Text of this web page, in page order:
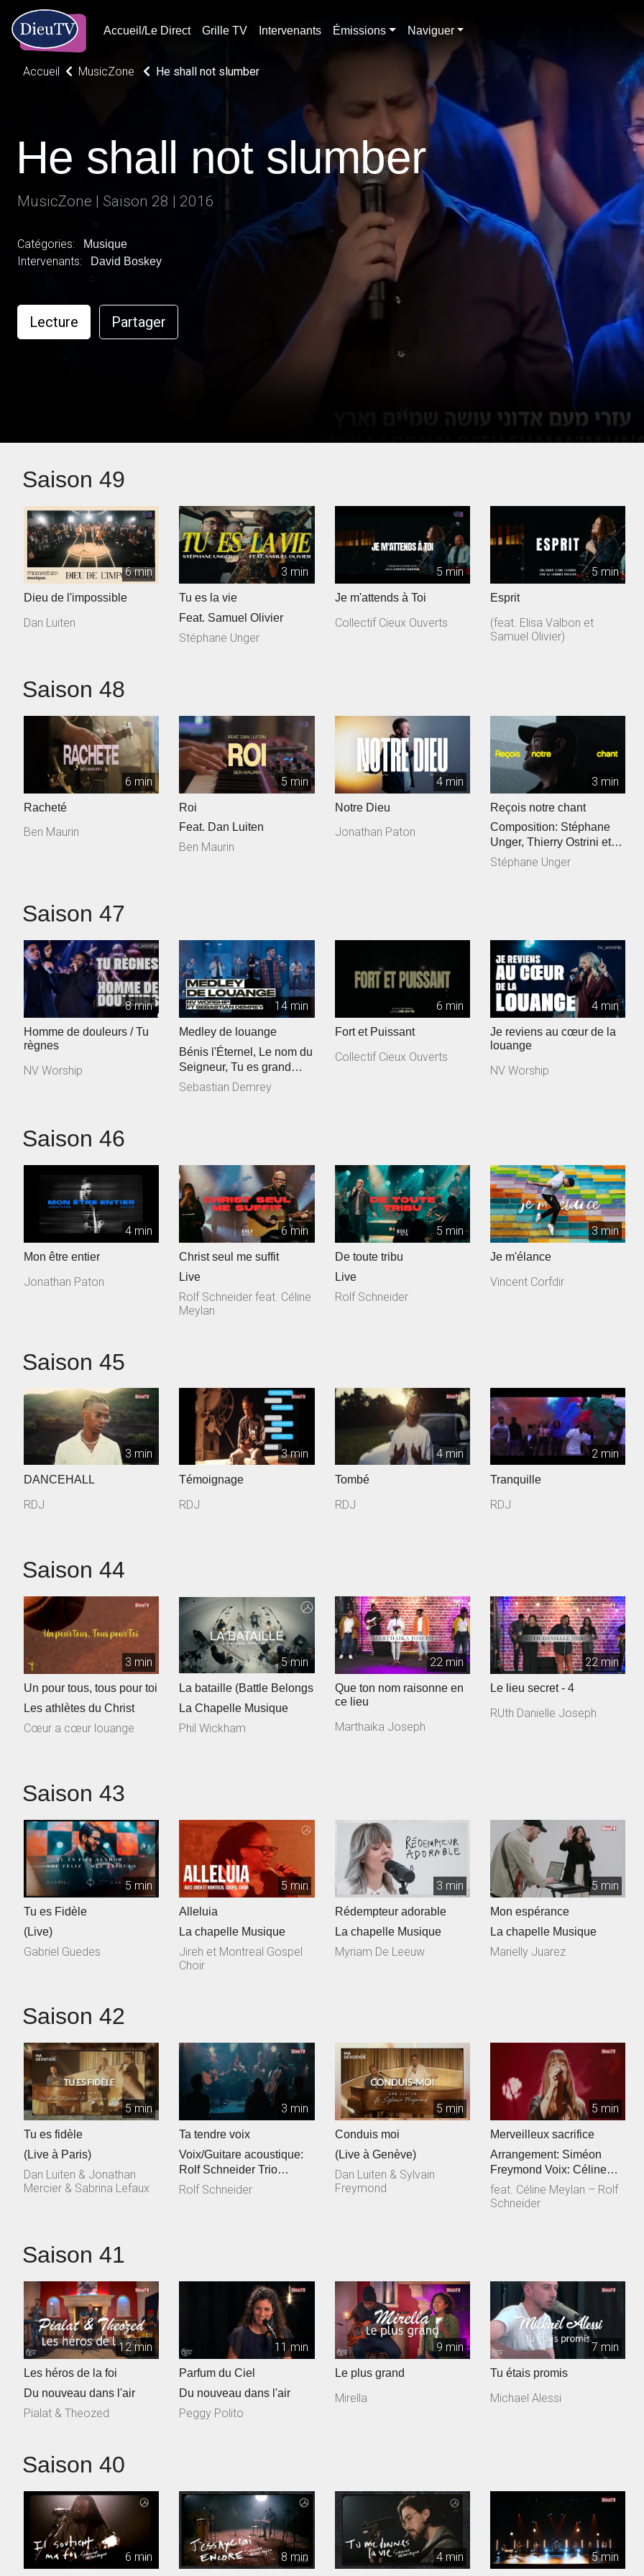
Accueil/Le Direct Grille TV Intervenants Émissions Naviguer
Accueil MusicZone He shall not slumber
He shall not slumber
MusicZone | Saison 28 | 2016
Catégories: Musique
Intervenants: David Boskey
Lecture Partager
Saison 49
6 min
Dieu de l'impossible
Dan Luiten
3 min
Tu es la vie
Feat. Samuel Olivier
Stéphane Unger
5 min
Je m'attends à Toi
Collectif Cieux Ouverts
5 min
Esprit
(feat. Elisa Valbon et
Samuel Olivier)
Saison 48
6 min
Racheté
Ben Maurin
5 min
Roi
Feat. Dan Luiten
Ben Maurin
4 min
Notre Dieu
Jonathan Paton
3 min
Reçois notre chant
Composition: Stéphane
Unger, Thierry Ostrini et
Siméon Freymond
Stéphane Unger
Saison 47
8 min
Homme de douleurs / Tu
règnes
NV Worship
14 min
Medley de louange
Bénis l'Éternel, Le nom du
Seigneur, Tu es grand
Seigneur
Sebastian Demrey
6 min
Fort et Puissant
Collectif Cieux Ouverts
4 min
Je reviens au cœur de la
louange
NV Worship
Saison 46
4 min
Mon être entier
Jonathan Paton
6 min
Christ seul me suffit
Live
Rolf Schneider feat. Céline
Meylan
5 min
De toute tribu
Live
Rolf Schneider
3 min
Je m'élance
Vincent Corfdir
Saison 45
3 min
DANCEHALL
RDJ
3 min
Témoignage
RDJ
4 min
Tombé
RDJ
2 min
Tranquille
RDJ
Saison 44
3 min
Un pour tous, tous pour toi
Les athlètes du Christ
Cœur a cœur louange
5 min
La bataille (Battle Belongs
La Chapelle Musique
Phil Wickham
22 min
Que ton nom raisonne en
ce lieu
Marthaika Joseph
22 min
Le lieu secret - 4
RUth Danielle Joseph
Saison 43
5 min
Tu es Fidèle
(Live)
Gabriel Guedes
5 min
Alleluia
La chapelle Musique
Jireh et Montreal Gospel
Choir
3 min
Rédempteur adorable
La chapelle Musique
Myriam De Leeuw
5 min
Mon espérance
La chapelle Musique
Marielly Juarez
Saison 42
5 min
Tu es fidèle
(Live à Paris)
Dan Luiten & Jonathan
Mercier & Sabrina Lefaux
3 min
Ta tendre voix
Voix/Guitare acoustique:
Rolf Schneider Trio
cordes: Philippe & Jessica
Rolf Schneider
5 min
Conduis moi
(Live à Genève)
Dan Luiten & Sylvain
Freymond
5 min
Merveilleux sacrifice
Arrangement: Siméon
Freymond Voix: Céline
Meylan Guitare
acoustique: Rolf Sc...
feat. Céline Meylan – Rolf
Schneider
Saison 41
12 min
Les héros de la foi
Du nouveau dans l'air
Pialat & Theozed
11 min
Parfum du Ciel
Du nouveau dans l'air
Peggy Polito
9 min
Le plus grand
Mirella
7 min
Tu étais promis
Michael Alessi
Saison 40
6 min 8 min 4 min 5 min